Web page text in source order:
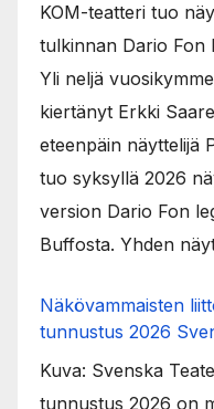
KOM-teatteri tuo
tulkinnan Dario Fon
Yli neljä
kiertänyt Erkki
eteenpäin näyttelijä
tuo syksyllä 2026
version Dario Fon
Buffosta. Yhden
Näkövammaisten
tunnustus 2026
Kuva: Svenska
tunnustus 2026 on